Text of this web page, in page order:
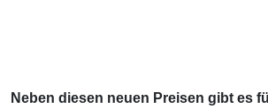
Neben diesen neuen Preisen gibt es